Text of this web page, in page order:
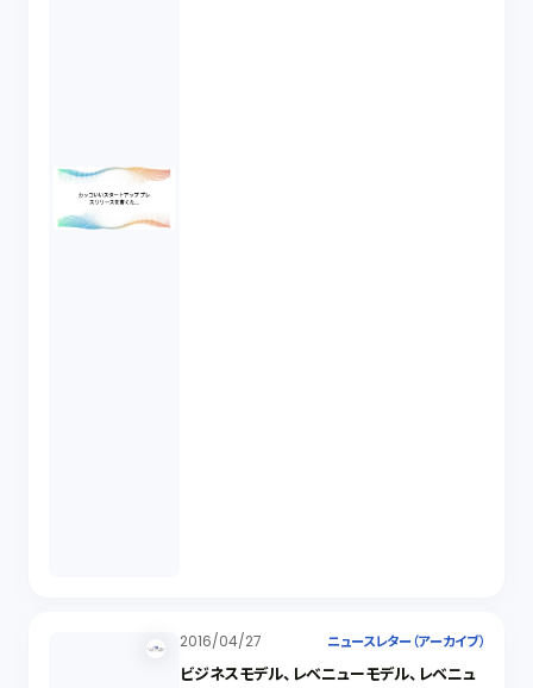
2016/04/27 ニュースレター（アーカイブ）
ビジネスモデル、レベニューモデル、レベニュ